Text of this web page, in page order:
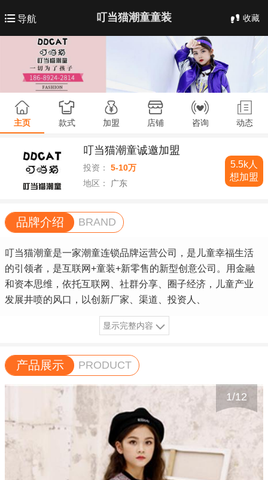
导航 叮当猫潮童童装 收藏
主页 款式 加盟 店铺 咨询 动态
叮当猫潮童诚邀加盟
投资：
5-10万
地区：
广东
5.5k人
想加盟
品牌介绍 BRAND
叮当猫潮童是一家潮童连锁品牌运营公司，是儿童幸福生活
的引领者，是互联网+童装+新零售的新型创意公司。用金融
和资本思维，依托互联网、社群分享、圈子经济，儿童产业
发展井喷的风口，以创新厂家、渠道、投资人、
显示完整内容
产品展示 PRODUCT
1/12